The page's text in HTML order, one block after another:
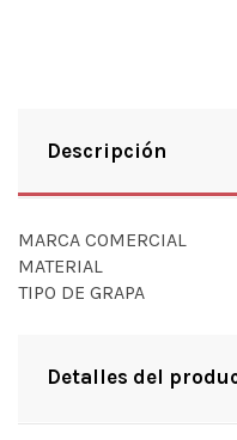
Descripción
MARCA COMERCIAL
MATERIAL
TIPO DE GRAPA
Detalles del